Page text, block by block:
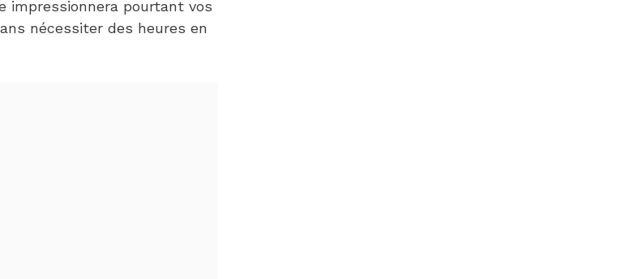
impressionnera pourtant vos
nécessiter des heures en